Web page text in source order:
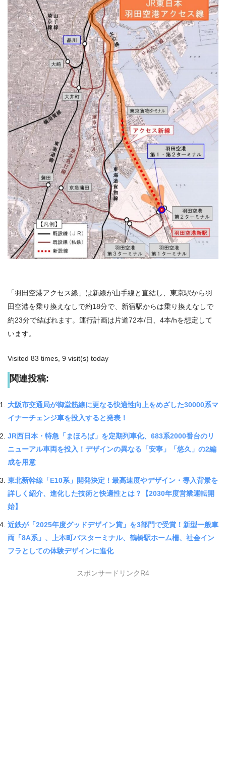
「羽田空港アクセス線」は新線が山手線と直結し、東京駅から羽
田空港を乗り換えなしで約18分で、新宿駅からは乗り換えなしで
約23分で結ばれます。運行計画は片道72本/日、4本/hを想定して
います。
Visited 83 times, 9 visit(s) today
関連投稿:
大阪市交通局が御堂筋線に更なる快適性向上をめざした30000系マ
イナーチェンジ車を投入すると発表！
JR西日本・特急「まほろば」を定期列車化、683系2000番台のリ
ニューアル車両を投入！デザインの異なる「安寧」「悠久」の2編
成を用意
東北新幹線「E10系」開発決定！最高速度やデザイン・導入背景を
詳しく紹介、進化した技術と快適性とは？【2030年度営業運転開
始】
近鉄が「2025年度グッドデザイン賞」を3部門で受賞！新型一般車
両「8A系」、上本町バスターミナル、鶴橋駅ホーム柵、社会イン
フラとしての体験デザインに進化
スポンサードリンクR4